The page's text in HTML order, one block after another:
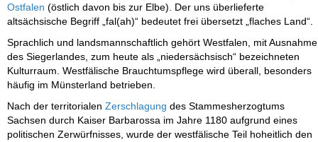
Ostfalen (östlich davon bis zur Elbe). Der uns überlieferte
altsächsische Begriff „fal(ah)“ bedeutet frei übersetzt „flaches Land“.
Sprachlich und landsmannschaftlich gehört Westfalen, mit Ausnahme
des Siegerlandes, zum heute als „niedersächsisch“ bezeichneten
Kulturraum. Westfälische Brauchtumspflege wird überall, besonders
häufig im Münsterland betrieben.
Nach der territorialen Zerschlagung des Stammesherzogtums
Sachsen durch Kaiser Barbarossa im Jahre 1180 aufgrund eines
politischen Zerwürfnisses, wurde der westfälische Teil hoheitlich den